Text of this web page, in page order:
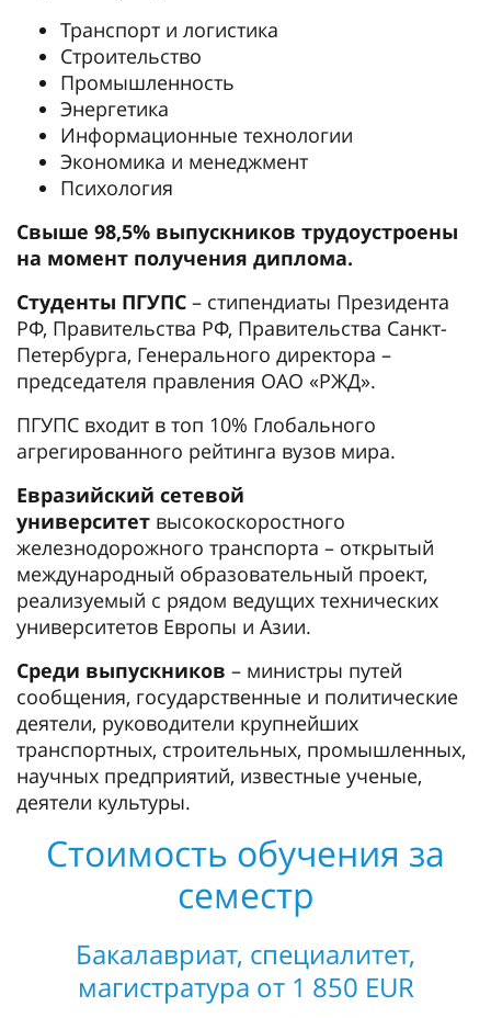
Транспорт и логистика
Строительство
Промышленность
Энергетика
Информационные технологии
Экономика и менеджмент
Психология
Свыше 98,5% выпускников трудоустроены
на момент получения диплома.
Студенты ПГУПС – стипендиаты Президента
РФ, Правительства РФ, Правительства Санкт-
Петербурга, Генерального директора –
председателя правления ОАО «РЖД».
ПГУПС входит в топ 10% Глобального
агрегированного рейтинга вузов мира.
Евразийский сетевой
университет высокоскоростного
железнодорожного транспорта – открытый
международный образовательный проект,
реализуемый с рядом ведущих технических
университетов Европы и Азии.
Среди выпускников – министры путей
сообщения, государственные и политические
деятели, руководители крупнейших
транспортных, строительных, промышленных,
научных предприятий, известные ученые,
деятели культуры.
Стоимость обучения за
семестр
Бакалавриат, специалитет,
магистратура от 1 850 EUR